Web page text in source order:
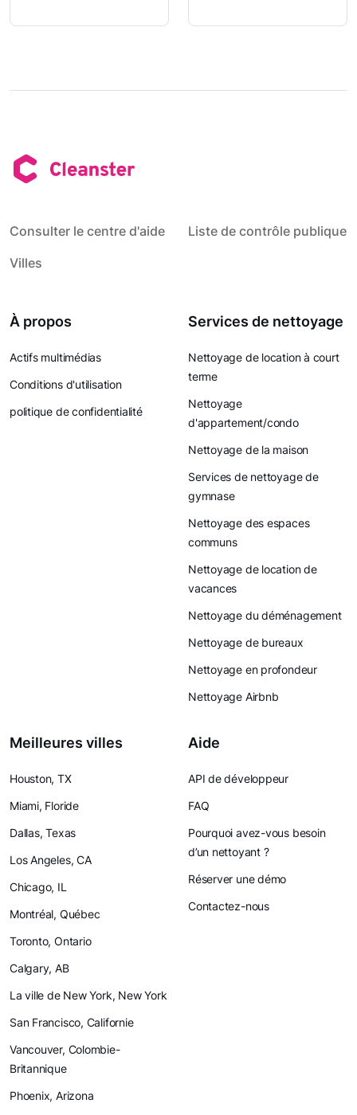
Consulter le centre d'aide
Liste de contrôle publique
Villes
À propos
Actifs multimédias
Conditions d'utilisation
politique de confidentialité
Services de nettoyage
Nettoyage de location à court
terme
Nettoyage
d'appartement/condo
Nettoyage de la maison
Services de nettoyage de
gymnase
Nettoyage des espaces
communs
Nettoyage de location de
vacances
Nettoyage du déménagement
Nettoyage de bureaux
Nettoyage en profondeur
Nettoyage Airbnb
Meilleures villes
Houston, TX
Miami, Floride
Dallas, Texas
Los Angeles, CA
Chicago, IL
Montréal, Québec
Toronto, Ontario
Calgary, AB
La ville de New York, New York
San Francisco, Californie
Vancouver, Colombie-
Britannique
Phoenix, Arizona
Aide
API de développeur
FAQ
Pourquoi avez-vous besoin
d’un nettoyant ?
Réserver une démo
Contactez-nous